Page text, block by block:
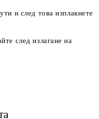
и след това изплакнете
след излагане на